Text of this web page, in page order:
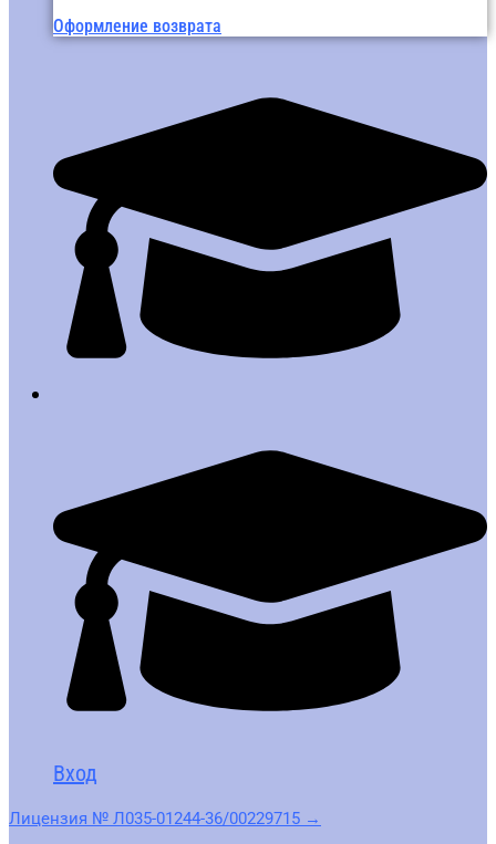
Оформление возврата
Вход
Лицензия № Л035-01244-36/00229715 →